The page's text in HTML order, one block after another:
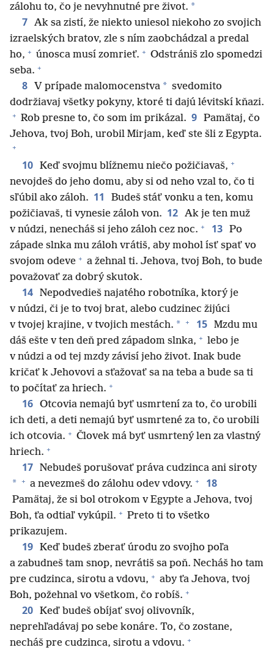
zálohu to, čo je nevyhnutné pre život. *
7 Ak sa zistí, že niekto uniesol niekoho zo svojich
izraelských bratov, zle s ním zaobchádzal a predal
ho, + únosca musí zomrieť. + Odstrániš zlo spomedzi
seba. +
8 V prípade malomocenstva * svedomito
dodržiavaj všetky pokyny, ktoré ti dajú lévitskí kňazi.
+ Rob presne to, čo som im prikázal. 9 Pamätaj, čo
Jehova, tvoj Boh, urobil Mirjam, keď ste šli z Egypta.
+
10 Keď svojmu blížnemu niečo požičiavaš, +
nevojdeš do jeho domu, aby si od neho vzal to, čo ti
sľúbil ako záloh. 11
Budeš stáť vonku a ten, komu
požičiavaš, ti vynesie záloh von. 12 Ak je ten muž
v núdzi, nenecháš si jeho záloh cez noc. + 13 Po
západe slnka mu záloh vrátiš, aby mohol ísť spať vo
svojom odeve + a žehnal ti. Jehova, tvoj Boh, to bude
považovať za dobrý skutok.
14 Nepodvedieš najatého robotníka, ktorý je
v núdzi, či je to tvoj brat, alebo cudzinec žijúci
v tvojej krajine, v tvojich mestách. * + 15 Mzdu mu
dáš ešte v ten deň pred západom slnka, + lebo je
v núdzi a od tej mzdy závisí jeho život. Inak bude
kričať k Jehovovi a sťažovať sa na teba a bude sa ti
to počítať za hriech. +
16 Otcovia nemajú byť usmrtení za to, čo urobili
ich deti, a deti nemajú byť usmrtené za to, čo urobili
ich otcovia. + Človek má byť usmrtený len za vlastný
hriech. +
17 Nebudeš porušovať práva cudzinca ani siroty
* + a nevezmeš do zálohu odev vdovy. + 18
Pamätaj, že si bol otrokom v Egypte a Jehova, tvoj
Boh, ťa odtiaľ vykúpil. + Preto ti to všetko
prikazujem.
19 Keď budeš zberať úrodu zo svojho poľa
a zabudneš tam snop, nevrátiš sa poň. Necháš ho tam
pre cudzinca, sirotu a vdovu, + aby ťa Jehova, tvoj
Boh, požehnal vo všetkom, čo robíš. +
20 Keď budeš obíjať svoj olivovník,
neprehľadávaj po sebe konáre. To, čo zostane,
necháš pre cudzinca, sirotu a vdovu. +